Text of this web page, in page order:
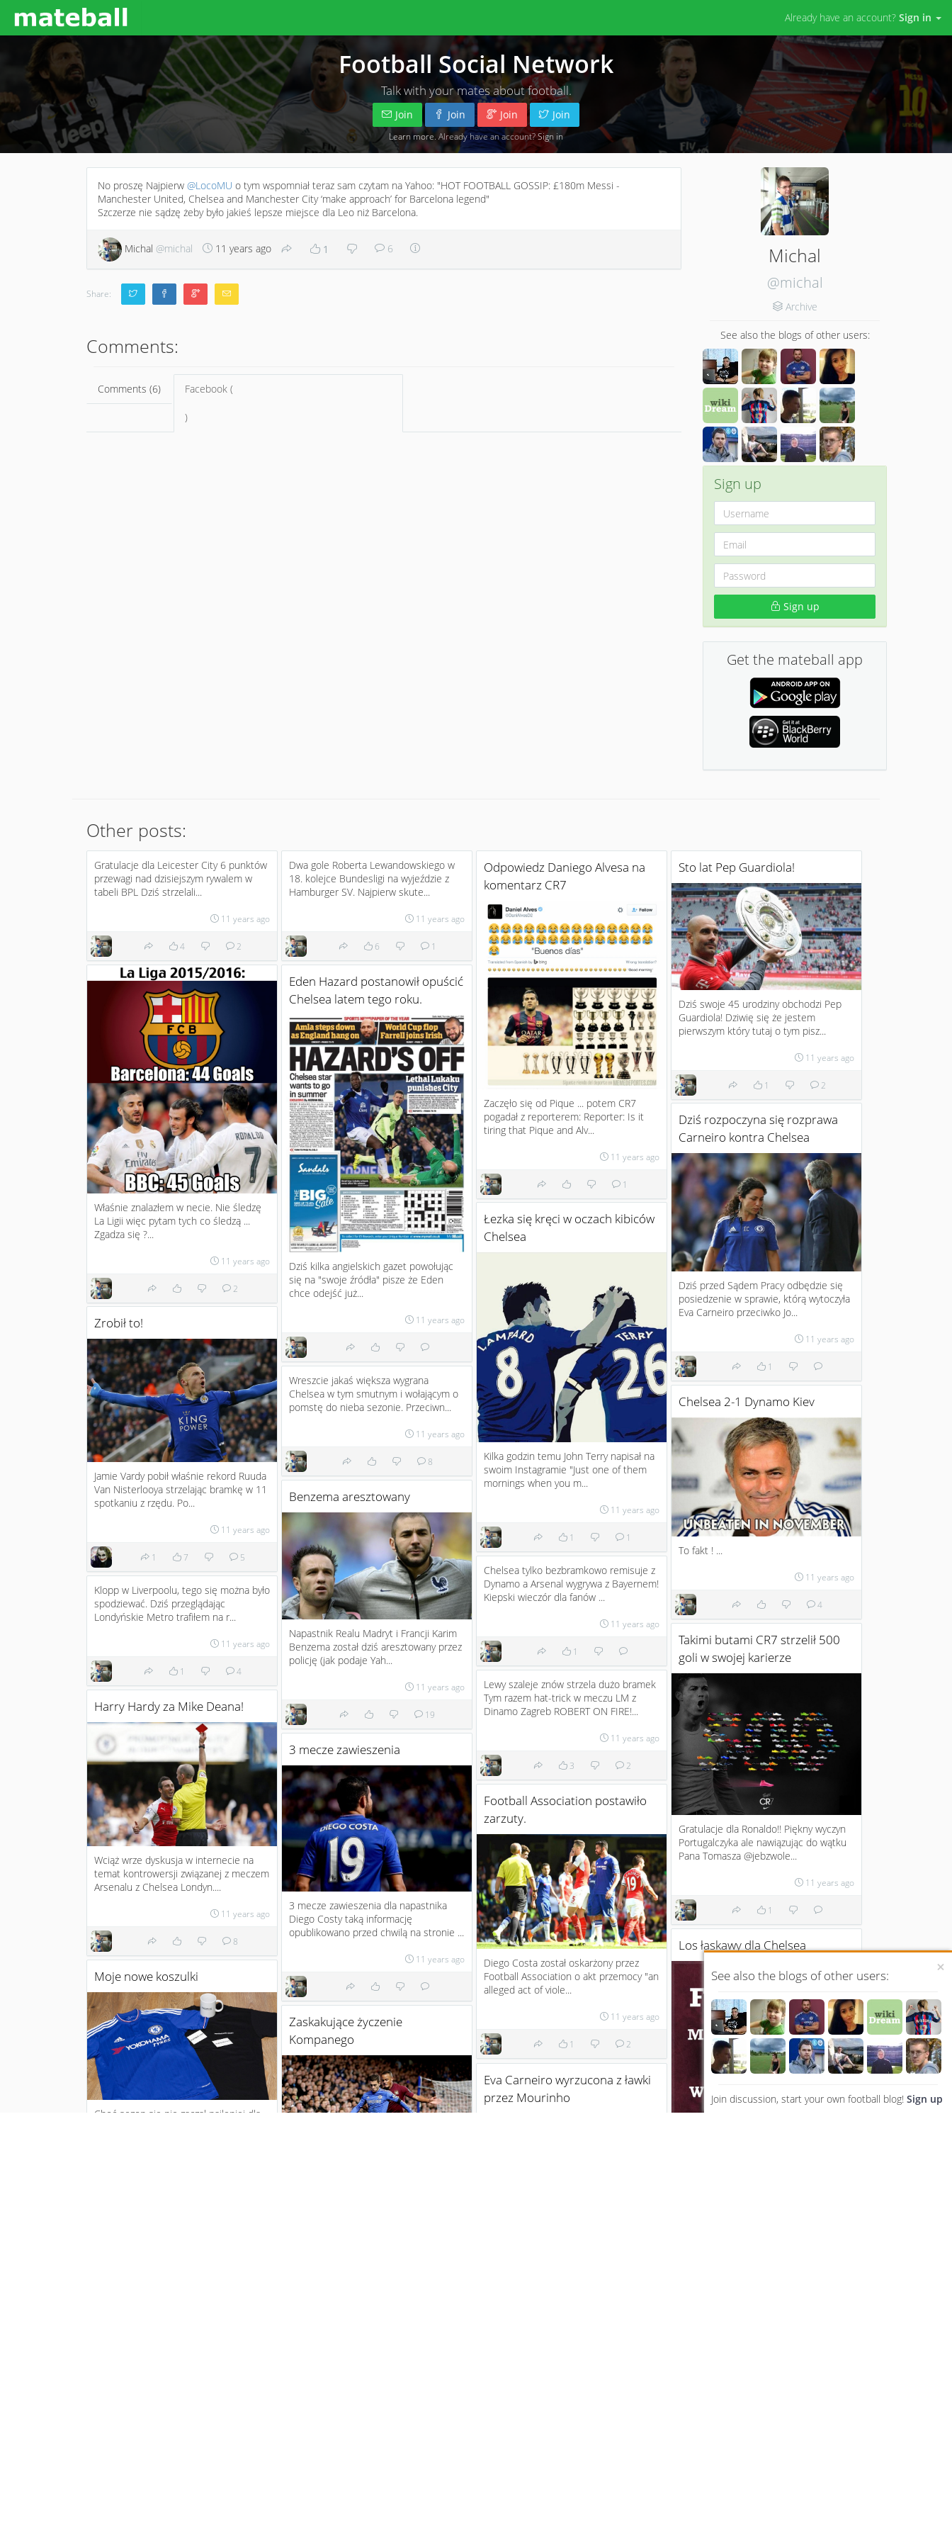
Already have an account? Sign in
Football Social Network
Talk with your mates about football.
Join Join Join Join
Learn more . Already have an account?Sign in
No proszę Najpierw @LocoMU o tym wspomniał teraz sam czytam na Yahoo: "HOT FOOTBALL GOSSIP: £180m Messi -
Manchester United, Chelsea and Manchester City ‘make approach’ for Barcelona legend"
Szczerze nie sądzę żeby było jakieś lepsze miejsce dla Leo niż Barcelona.
Michal @michal 11 years ago 1 6
Share:
Comments:
Comments (6) Facebook (
)
×
See also the blogs of other users:
Join discussion, start your own football blog! Sign up
Michal
@michal
Archive
See also the blogs of other users:
Sign up
Sign up
Get the mateball app
Other posts:
Gratulacje dla Leicester City 6 punktów
przewagi nad dzisiejszym rywalem w
tabeli BPL Dziś strzelali...
11 years ago
4 2
Dwa gole Roberta Lewandowskiego w
18. kolejce Bundesligi na wyjeździe z
Hamburger SV. Najpierw skute...
11 years ago
6 1
Odpowiedz Daniego Alvesa na
komentarz CR7
Zaczęło się od Pique ... potem CR7
pogadał z reporterem: Reporter: Is it
tiring that Pique and Alv...
11 years ago
1
Sto lat Pep Guardiola!
Dziś swoje 45 urodziny obchodzi Pep
Guardiola! Dziwię się że jestem
pierwszym który tutaj o tym pisz...
11 years ago
1 2
Właśnie znalazłem w necie. Nie śledzę
La Ligii więc pytam tych co śledzą ...
Zgadza się ?...
11 years ago
2
Eden Hazard postanowił opuścić
Chelsea latem tego roku.
Dziś kilka angielskich gazet powołując
się na "swoje źródła" pisze że Eden
chce odejść już...
11 years ago
Dziś rozpoczyna się rozprawa
Carneiro kontra Chelsea
Dziś przed Sądem Pracy odbędzie się
posiedzenie w sprawie, którą wytoczyła
Eva Carneiro przeciwko Jo...
11 years ago
1
Łezka się kręci w oczach kibiców
Chelsea
Kilka godzin temu John Terry napisał na
swoim Instagramie "Just one of them
mornings when you m...
11 years ago
1 1
Zrobił to!
Jamie Vardy pobił właśnie rekord Ruuda
Van Nisterlooya strzelając bramkę w 11
spotkaniu z rzędu. Po...
11 years ago
1 7 5
Wreszcie jakaś większa wygrana
Chelsea w tym smutnym i wołającym o
pomstę do nieba sezonie. Przeciwn...
11 years ago
8
Chelsea 2-1 Dynamo Kiev
To fakt ! ...
11 years ago
4
Benzema aresztowany
Napastnik Realu Madryt i Francji Karim
Benzema został dziś aresztowany przez
policję (jak podaje Yah...
11 years ago
19
Chelsea tylko bezbramkowo remisuje z
Dynamo a Arsenal wygrywa z Bayernem!
Kiepski wieczór dla fanów ...
11 years ago
1
Klopp w Liverpoolu, tego się można było
spodziewać. Dziś przeglądając
Londyńskie Metro trafiłem na r...
11 years ago
1 4
Takimi butami CR7 strzelił 500
goli w swojej karierze
Gratulacje dla Ronaldo!! Piękny wyczyn
Portugalczyka ale nawiązując do wątku
Pana Tomasza @jebzwole...
11 years ago
1
Lewy szaleje znów strzela dużo bramek
Tym razem hat-trick w meczu LM z
Dinamo Zagreb ROBERT ON FIRE!...
11 years ago
3 2
Harry Hardy za Mike Deana!
Wciąż wrze dyskusja w internecie na
temat kontrowersji związanej z meczem
Arsenalu z Chelsea Londyn....
11 years ago
8
3 mecze zawieszenia
3 mecze zawieszenia dla napastnika
Diego Costy taką informację
opublikowano przed chwilą na stronie ...
11 years ago
Football Association postawiło
zarzuty.
Diego Costa został oskarżony przez
Football Association o akt przemocy "an
alleged act of viole...
11 years ago
1 2
Los łaskawy dla Chelsea
Moje nowe koszulki
Choć sezon się nie zaczął najlepiej dla
Zaskakujące życzenie
Kompanego
Eva Carneiro wyrzucona z ławki
przez Mourinho